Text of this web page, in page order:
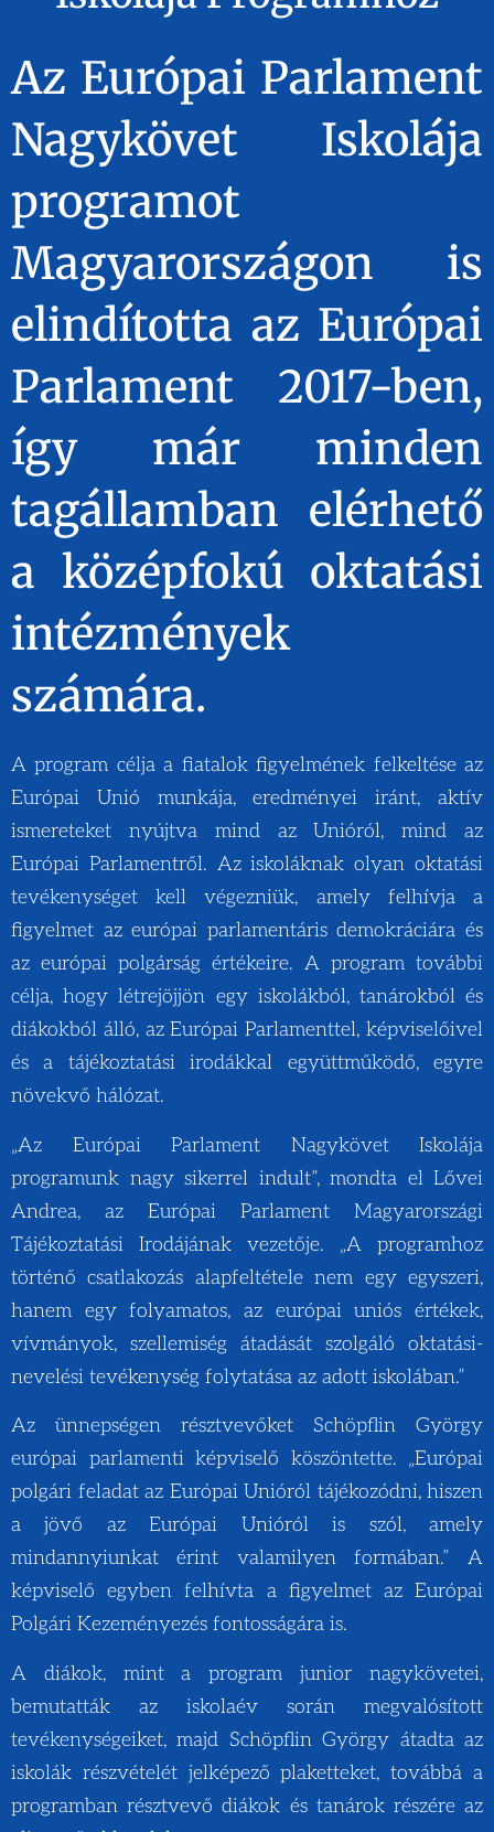
Az Európai Parlament
Nagykövet Iskolája
programot
Magyarországon is
elindította az Európai
Parlament 2017-ben,
így már minden
tagállamban elérhető
a középfokú oktatási
intézmények
számára.
A program célja a fiatalok figyelmének felkeltése az
Európai Unió munkája, eredményei iránt, aktív
ismereteket nyújtva mind az Unióról, mind az
Európai Parlamentről. Az iskoláknak olyan oktatási
tevékenységet kell végezniük, amely felhívja a
figyelmet az európai parlamentáris demokráciára és
az európai polgárság értékeire. A program további
célja, hogy létrejöjjön egy iskolákból, tanárokból és
diákokból álló, az Európai Parlamenttel, képviselőivel
és a tájékoztatási irodákkal együttműködő, egyre
növekvő hálózat.
„Az Európai Parlament Nagykövet Iskolája
programunk nagy sikerrel indult”, mondta el Lővei
Andrea, az Európai Parlament Magyarországi
Tájékoztatási Irodájának vezetője. „A programhoz
történő csatlakozás alapfeltétele nem egy egyszeri,
hanem egy folyamatos, az európai uniós értékek,
vívmányok, szellemiség átadását szolgáló oktatási-
nevelési tevékenység folytatása az adott iskolában.”
Az ünnepségen résztvevőket Schöpflin György
európai parlamenti képviselő köszöntette. „Európai
polgári feladat az Európai Unióról tájékozódni, hiszen
a jövő az Európai Unióról is szól, amely
mindannyiunkat érint valamilyen formában.” A
képviselő egyben felhívta a figyelmet az Európai
Polgári Kezeményezés fontosságára is.
A diákok, mint a program junior nagykövetei,
bemutatták az iskolaév során megvalósított
tevékenységeiket, majd Schöpflin György átadta az
iskolák részvételét jelképező plaketteket, továbbá a
programban résztvevő diákok és tanárok részére az